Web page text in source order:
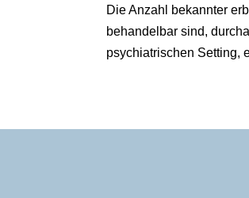
Die Anzahl bekannter
behandelbar sind,
psychiatrischen Setting,